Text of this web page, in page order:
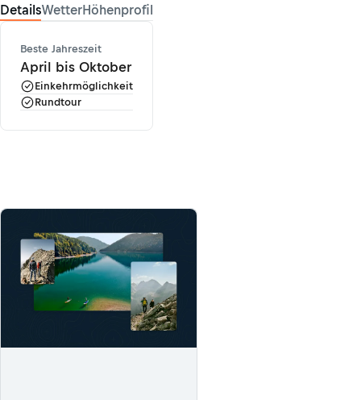
DetailsWetterHöhenprofil
Beste Jahreszeit
April bis Oktober
Einkehrmöglichkeit
Rundtour